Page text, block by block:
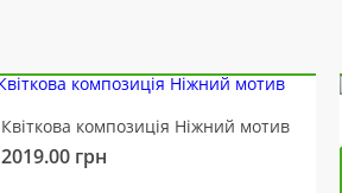
Квіткова композиція Ніжний мотив
2019.00 грн